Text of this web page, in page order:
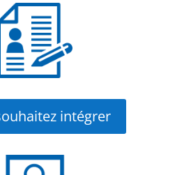
intégrer